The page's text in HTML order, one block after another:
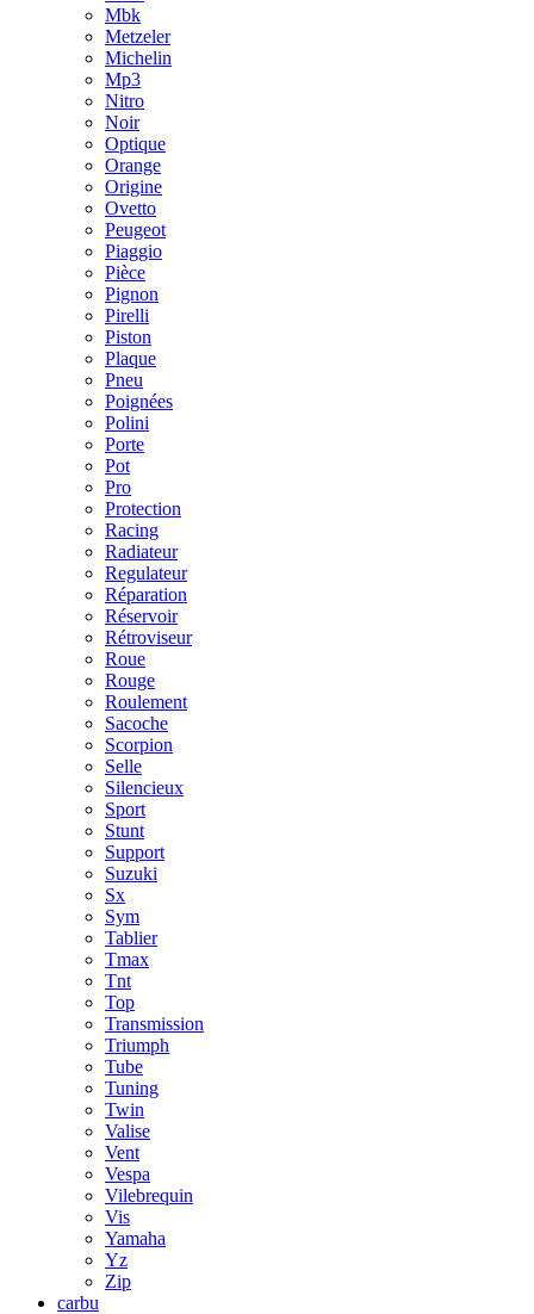
Mbk
Metzeler
Michelin
Mp3
Nitro
Noir
Optique
Orange
Origine
Ovetto
Peugeot
Piaggio
Pièce
Pignon
Pirelli
Piston
Plaque
Pneu
Poignées
Polini
Porte
Pot
Pro
Protection
Racing
Radiateur
Regulateur
Réparation
Réservoir
Rétroviseur
Roue
Rouge
Roulement
Sacoche
Scorpion
Selle
Silencieux
Sport
Stunt
Support
Suzuki
Sx
Sym
Tablier
Tmax
Tnt
Top
Transmission
Triumph
Tube
Tuning
Twin
Valise
Vent
Vespa
Vilebrequin
Vis
Yamaha
Yz
Zip
carbu